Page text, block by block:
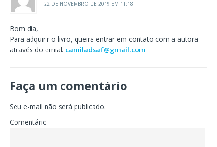
22 DE NOVEMBRO DE 2019 EM 11:18
Bom dia,
Para adquirir o livro, queira entrar em contato com a autora
através do emial: camiladsaf@gmail.com
Faça um comentário
Seu e-mail não será publicado.
Comentário